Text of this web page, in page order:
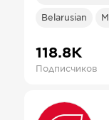
Belarusian
118.8К
Подписчиков